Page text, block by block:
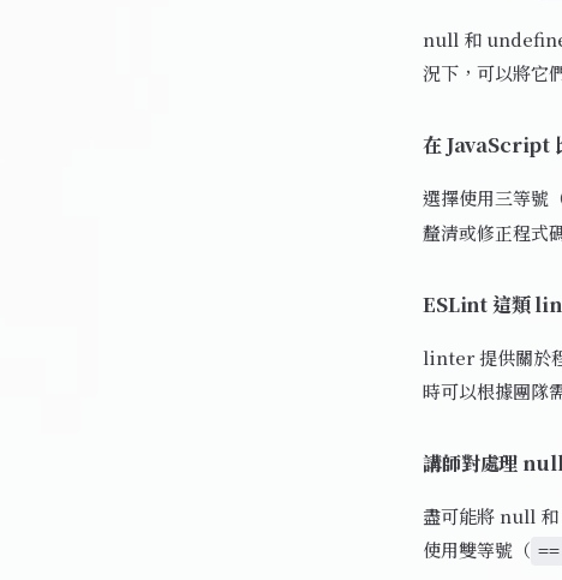
null 和
況下，可以將它
在 JavaScript
選擇使用三等號
釐清或修正程式
ESLint 這類
linter 提供關於
時可以根據團隊
講師對處理
盡可能將 null
使用雙等號（ ==